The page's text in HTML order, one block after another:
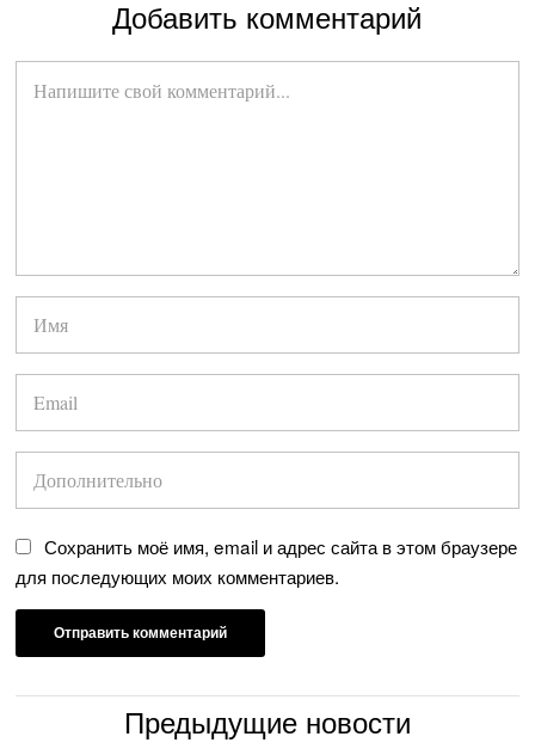
Добавить комментарий
Сохранить моё имя, email и адрес сайта в этом браузере
для последующих моих комментариев.
Предыдущие новости